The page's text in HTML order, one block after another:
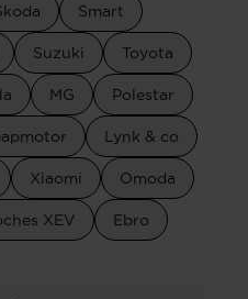
Smart
Suzuki Toyota
MG Polestar
Lynk & co
Xiaomi Omoda
XEV Ebro